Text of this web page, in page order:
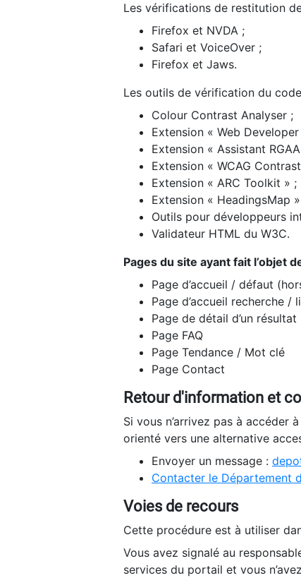
Les vérifications de restitution
Firefox et NVDA ;
Safari et VoiceOver ;
Firefox et Jaws.
Les outils de vérification du
Colour Contrast Analyser ;
Extension « Web
Extension « Assistant
Extension « WCAG
Extension « ARC Toolkit » ;
Extension « HeadingsMap
Outils pour développeurs
Validateur HTML du W3C.
Pages du site ayant fait l’objet
Page d’accueil / défaut
Page d’accueil recherche /
Page de détail d’un résultat
Page FAQ
Page Tendance / Mot clé
Page Contact
Retour d'information et
Si vous n’arrivez pas à
orienté vers une alternative
Envoyer un message :
Contacter le Département
Voies de recours
Cette procédure est à utiliser
Vous avez signalé au
services du portail et vous